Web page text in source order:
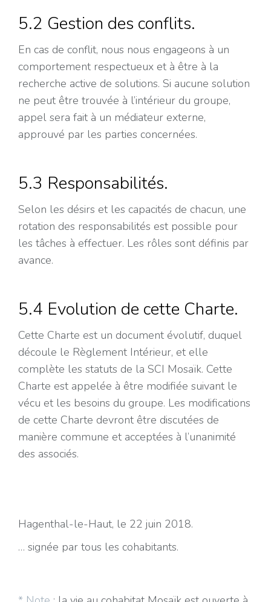
5.2 Gestion des conflits.
En cas de conflit, nous nous engageons à un
comportement respectueux et à être à la
recherche active de solutions. Si aucune solution
ne peut être trouvée à l’intérieur du groupe,
appel sera fait à un médiateur externe,
approuvé par les parties concernées.
5.3 Responsabilités.
Selon les désirs et les capacités de chacun, une
rotation des responsabilités est possible pour
les tâches à effectuer. Les rôles sont définis par
avance.
5.4 Evolution de cette Charte.
Cette Charte est un document évolutif, duquel
découle le Règlement Intérieur, et elle
complète les statuts de la SCI Mosaïk. Cette
Charte est appelée à être modifiée suivant le
vécu et les besoins du groupe. Les modifications
de cette Charte devront être discutées de
manière commune et acceptées à l’unanimité
des associés.
Hagenthal-le-Haut, le 22 juin 2018.
… signée par tous les cohabitants.